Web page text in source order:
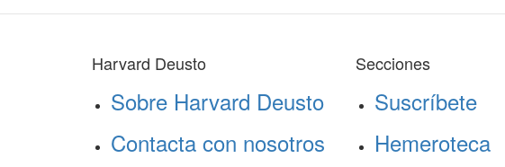
Harvard Deusto
Sobre Harvard Deusto
Contacta con nosotros
Secciones
Suscríbete
Hemeroteca